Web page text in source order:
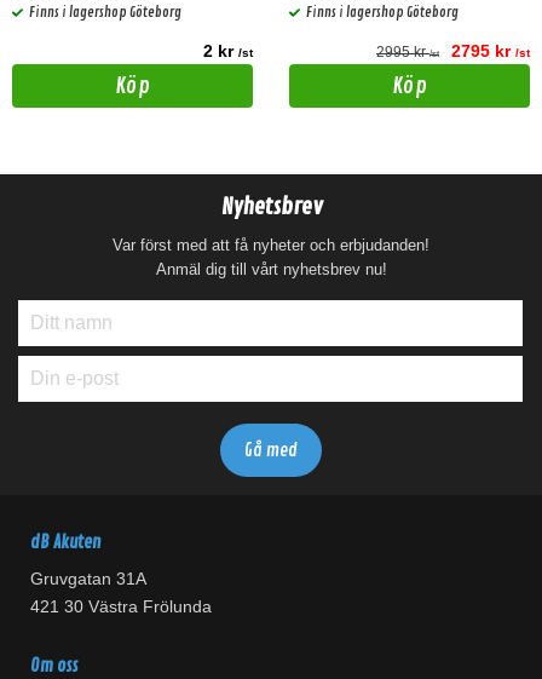
Finns i lagershop Göteborg
2 kr /st
Köp
Finns i lagershop Göteborg
2995 kr/st 2795 kr /st
Köp
Nyhetsbrev
Var först med att få nyheter och erbjudanden!
Anmäl dig till vårt nyhetsbrev nu!
dB Akuten
Gruvgatan 31A
421 30 Västra Frölunda
Om oss